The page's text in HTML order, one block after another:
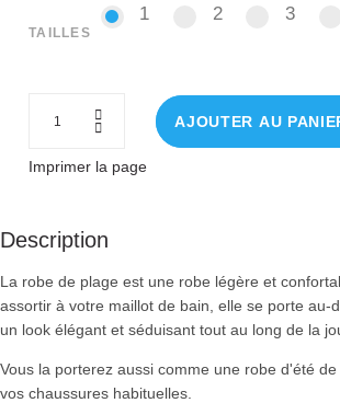
TAILLES
1 22 33
AJOUTER AU
Imprimer la page
Description
La robe de plage est une robe légère et
assortir à votre maillot de bain, elle se porte au-
un look élégant et séduisant tout au long de la
Vous la porterez aussi comme une robe d'été
vos chaussures habituelles.